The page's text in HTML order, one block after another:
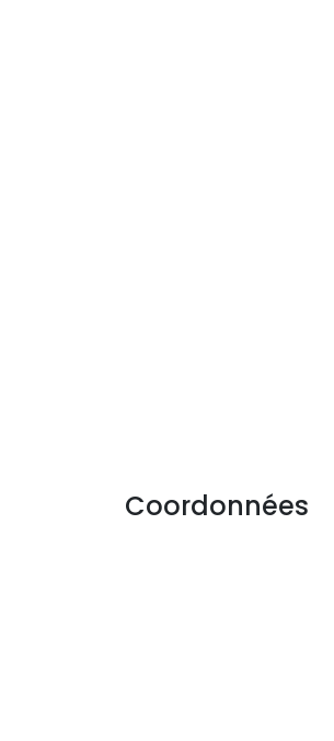
Coordonnées